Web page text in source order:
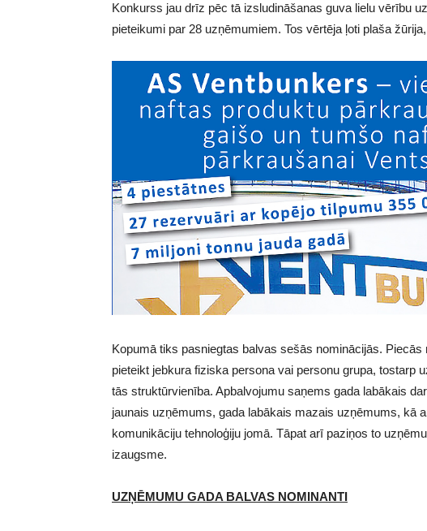
Konkurss jau drīz pēc tā izsludināšanas guva lielu vērību
pieteikumi par 28 uzņēmumiem. Tos vērtēja ļoti plaša
Kopumā tiks pasniegtas balvas sešās nominācijās.
pieteikt jebkura fiziska persona vai personu grupa, tostarp
tās struktūrvienība. Apbalvojumu saņems gada labākais
jaunais uzņēmums, gada labākais mazais uzņēmums, kā
komunikāciju tehnoloģiju jomā. Tāpat arī paziņos to
izaugsme.
UZŅĒMUMU GADA BALVAS NOMINANTI